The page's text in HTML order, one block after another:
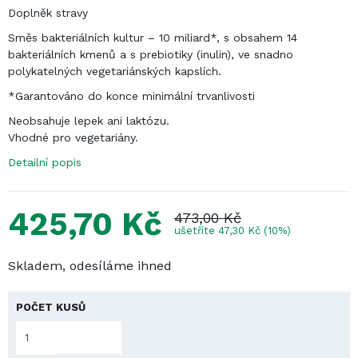
Směs bakteriálních kultur – 10 miliard*, s obsahem 14